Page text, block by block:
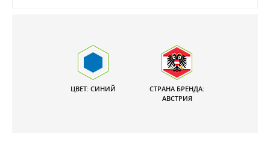
ЦВЕТ: СИНИЙ
СТРАНА БРЕНДА:
АВСТРИЯ